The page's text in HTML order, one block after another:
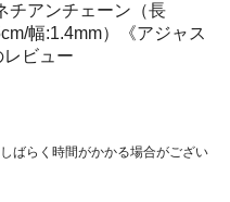
チアンチェーン（長
幅:1.4mm）《アジャス
レビュー
ばらく時間がかかる場合がござい